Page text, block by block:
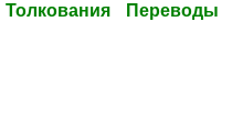
Толкования Переводы